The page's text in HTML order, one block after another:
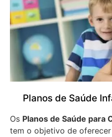
Planos de Saúde
Os Planos de Saúde para
tem o objetivo de